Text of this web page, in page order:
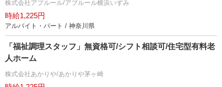
株式会社アプルール/アプルール横浜いずみ
時給1,225円
アルバイト・パート / 神奈川県
「福祉調理スタッフ」無資格可/シフト相談可/住宅型有料老
人ホーム
株式会社あかりや/あかりや茅ヶ崎